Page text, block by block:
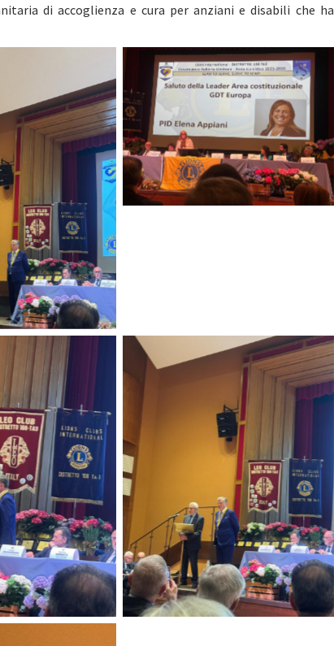
di accoglienza e cura per anziani e disabili che ha
No Caption
Caption No Caption